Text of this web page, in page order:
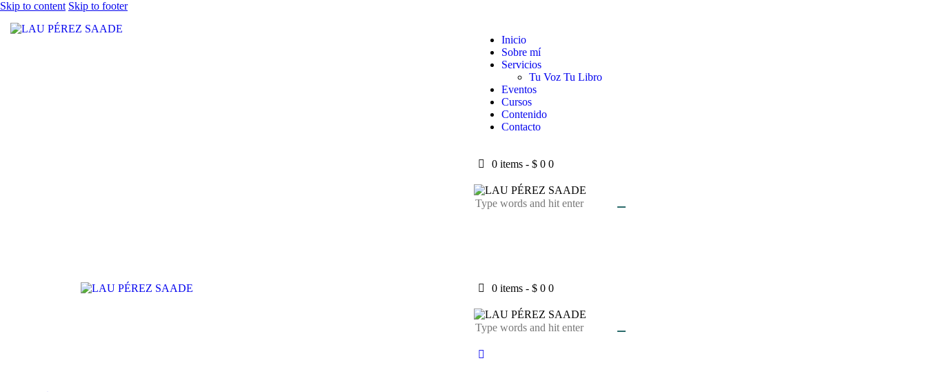
Skip to content Skip to footer
Inicio
Sobre mí
Servicios
Tu Voz Tu Libro
Eventos
Cursos
Contenido
Contacto
0 items -$ 0 0
0 items -$ 0 0